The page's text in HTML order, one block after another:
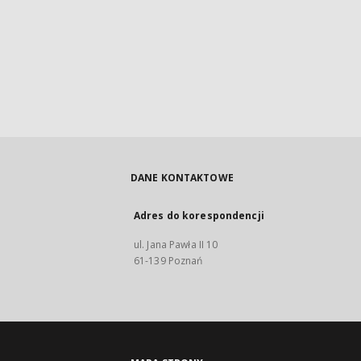
DANE KONTAKTOWE
Adres do korespondencji
ul. Jana Pawła II 10
61-139 Poznań